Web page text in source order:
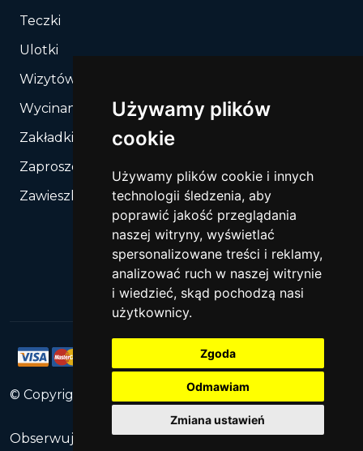
Używamy plików
cookie
Używamy plików cookie i innych
technologii śledzenia, aby
poprawić jakość przeglądania
naszej witryny, wyświetlać
spersonalizowane treści i reklamy,
analizować ruch w naszej witrynie
i wiedzieć, skąd pochodzą nasi
użytkownicy.
Zgoda
Odmawiam
Zmiana ustawień
Teczki
Ulotki
Wizytówki
Wycinanie, Sztancowanie wg Twojego rozkroju
Zakładki do książek
Zaproszenia
Zawieszki
© Copyright All Rights Reserved.
Obserwuj nas: